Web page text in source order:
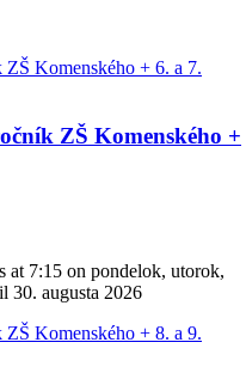
ZŠ Komenského +
at 7:15 on pondelok, utorok,
30. augusta 2026